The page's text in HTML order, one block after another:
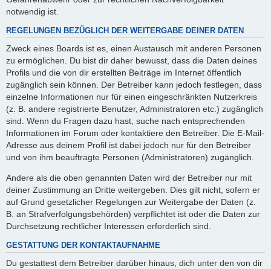
notwendig ist.
REGELUNGEN BEZÜGLICH DER WEITERGABE DEINER DATEN
Zweck eines Boards ist es, einen Austausch mit anderen Personen
zu ermöglichen. Du bist dir daher bewusst, dass die Daten deines
Profils und die von dir erstellten Beiträge im Internet öffentlich
zugänglich sein können. Der Betreiber kann jedoch festlegen, dass
einzelne Informationen nur für einen eingeschränkten Nutzerkreis
(z. B. andere registrierte Benutzer, Administratoren etc.) zugänglich
sind. Wenn du Fragen dazu hast, suche nach entsprechenden
Informationen im Forum oder kontaktiere den Betreiber. Die E-Mail-
Adresse aus deinem Profil ist dabei jedoch nur für den Betreiber
und von ihm beauftragte Personen (Administratoren) zugänglich.
Andere als die oben genannten Daten wird der Betreiber nur mit
deiner Zustimmung an Dritte weitergeben. Dies gilt nicht, sofern er
auf Grund gesetzlicher Regelungen zur Weitergabe der Daten (z.
B. an Strafverfolgungsbehörden) verpflichtet ist oder die Daten zur
Durchsetzung rechtlicher Interessen erforderlich sind.
GESTATTUNG DER KONTAKTAUFNAHME
Du gestattest dem Betreiber darüber hinaus, dich unter den von dir